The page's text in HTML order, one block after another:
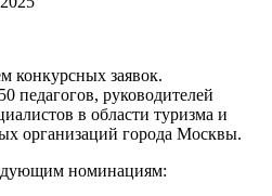
конкурсных заявок.
педагогов, руководителей
в области туризма и
организаций города Москвы.
номинациям: